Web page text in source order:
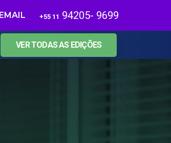
EMAIL +55 11 94205- 9699
VER TODAS AS EDIÇÕES